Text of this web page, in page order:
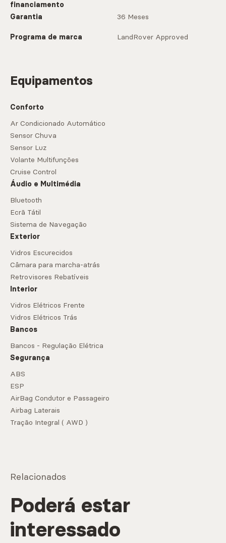
financiamento
Garantia 36 Meses
Programa de marca LandRover Approved
Equipamentos
Conforto
Ar Condicionado Automático
Sensor Chuva
Sensor Luz
Volante Multifunções
Cruise Control
Áudio e Multimédia
Bluetooth
Ecrã Tátil
Sistema de Navegação
Exterior
Vidros Escurecidos
Câmara para marcha-atrás
Retrovisores Rebatíveis
Interior
Vidros Elétricos Frente
Vidros Elétricos Trás
Bancos
Bancos - Regulação Elétrica
Segurança
ABS
ESP
AirBag Condutor e Passageiro
Airbag Laterais
Tração Integral ( AWD )
Relacionados
Poderá estar
interessado